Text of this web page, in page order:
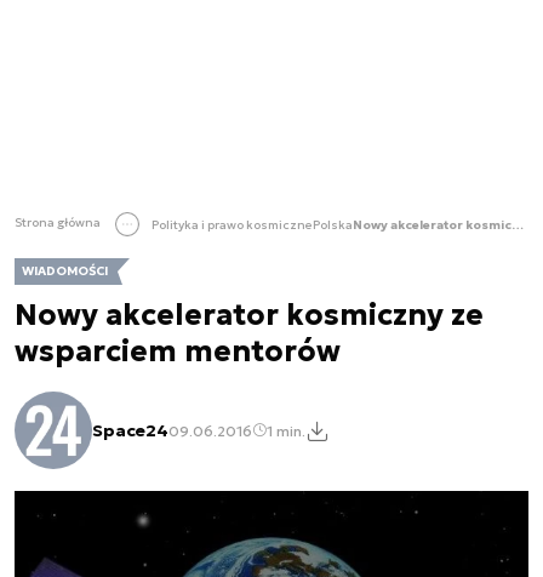
Strona główna Polityka i prawo kosmicznePolska Nowy akcelerator kosmiczny ze wsparciem mentorów
WIADOMOŚCI
Nowy akcelerator kosmiczny ze
wsparciem mentorów
Space2409.06.2016 1 min.